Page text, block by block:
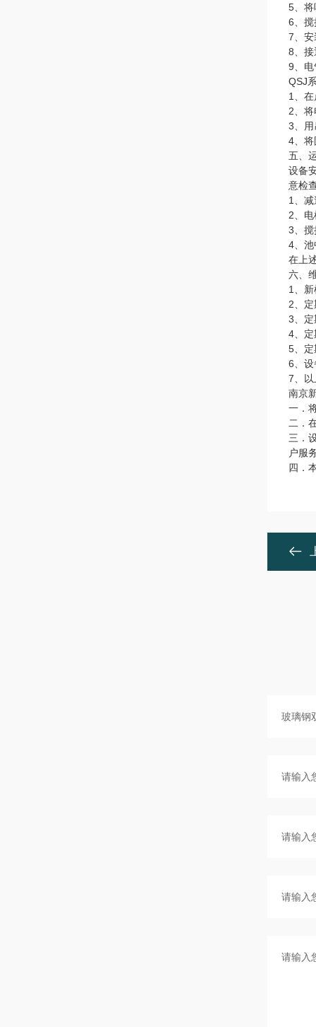
5、将
6、
7、安
8、接
9、电
QSJ
1、
2、
3、用
4、将
五、
设备
意检
1、
2、
3、搅
4、池
在上
六、
1、
2、
3、定
4、定
5、定
6、设
7、以
南京
一．
二．
三．
户服
四．